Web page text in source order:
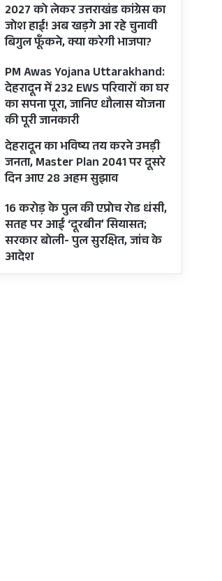
2027 को लेकर उत्तराखंड कांग्रेस का
जोश हाई! अब खड़गे आ रहे चुनावी
बिगुल फूँकने, क्या करेगी भाजपा?
PM Awas Yojana Uttarakhand:
देहरादून में 232 EWS परिवारों का घर
का सपना पूरा, जानिए धौलास योजना
की पूरी जानकारी
देहरादून का भविष्य तय करने उमड़ी
जनता, Master Plan 2041 पर दूसरे
दिन आए 28 अहम सुझाव
16 करोड़ के पुल की एप्रोच रोड धंसी,
सतह पर आई ‘दूरबीन’ सियासत;
सरकार बोली- पुल सुरक्षित, जांच के
आदेश